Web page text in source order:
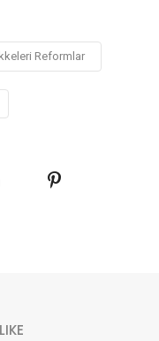
Reformlar